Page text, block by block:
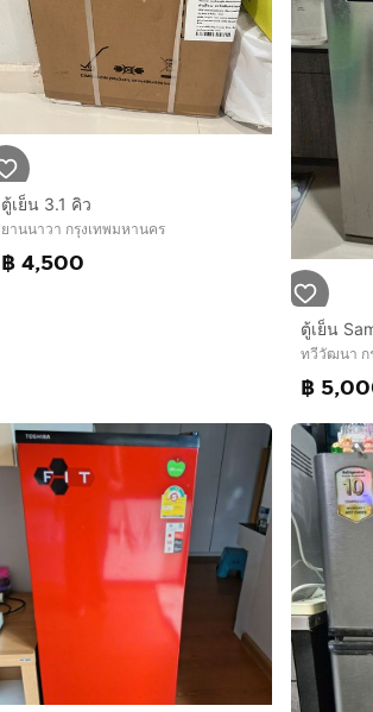
ตู้เย็น 3.1 คิว
ยานนาวา กรุงเทพมหานคร
฿ 4,500
ตู้เย็น
ทวีวัฒนา ก
฿